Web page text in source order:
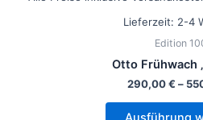
Lieferzeit: 2-4
Edition
Otto Frühwach
290,00€ –